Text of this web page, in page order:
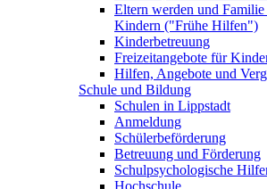
Eltern werden und
Kindern ("Frühe Hilfen")
Kinderbetreuung
Freizeitangebote für
Hilfen, Angebote und
Schule und Bildung
Schulen in Lippstadt
Anmeldung
Schülerbeförderung
Betreuung und Förderung
Schulpsychologische
Hochschule